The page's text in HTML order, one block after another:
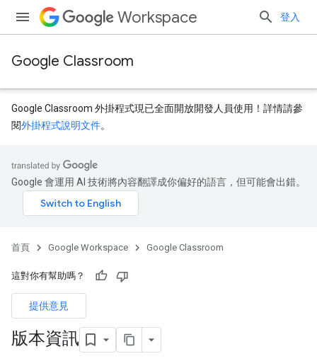
Workspace 登入
Google Classroom
Google Classroom 外掛程式現已全面開放開發人員使用！詳情請參
閱外掛程式說明文件。
Google 會運用 AI 技術將內容翻譯成你偏好的語言，但可能會出錯。
首頁 Google Workspace Google Classroom
這對你有幫助嗎？
提供意見
版本資訊